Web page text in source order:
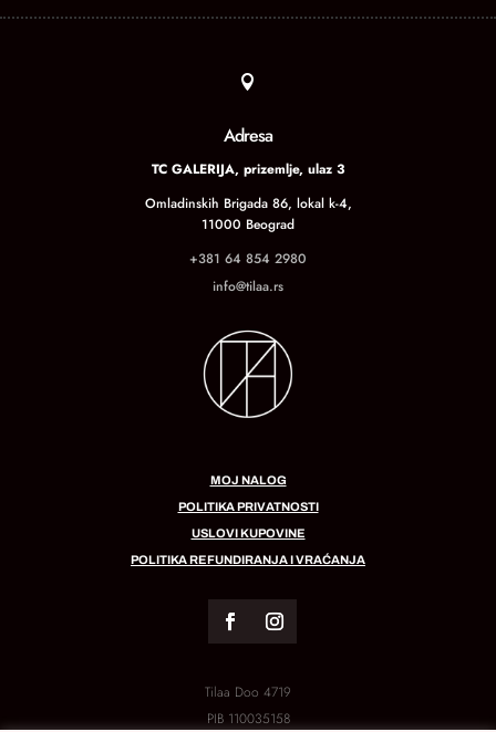

Adresa
TC GALERIJA, prizemlje, ulaz 3
Omladinskih Brigada 86, lokal k-4,
11000 Beograd
+381 64 854 2980
info@tilaa.rs
MOJ NALOG
POLITIKA PRIVATNOSTI
USLOVI KUPOVINE
POLITIKA REFUNDIRANJA I VRAĆANJA
Tilaa Doo 4719
PIB 110035158